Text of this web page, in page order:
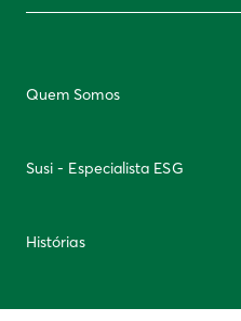
Quem Somos
Susi - Especialista ESG
Histórias
Newsletter